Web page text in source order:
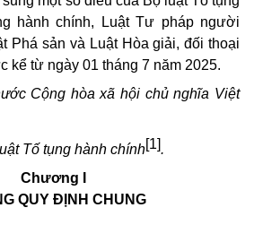
hành chính, Luật Tư pháp người
Phá sản và Luật Hòa giải, đối thoại
kể từ ngày 01 tháng 7 năm 2025.
Cộng hòa xã hội chủ nghĩa Việt
Tố tụng hành chính[1].
Chương I
QUY ĐỊNH CHUNG